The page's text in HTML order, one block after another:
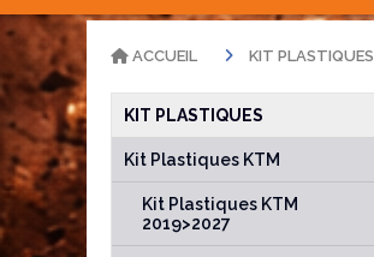
KIT PLASTIQUES
Kit Plastiques KTM
Kit Plastiques KTM
2019>2027
ACCUEIL KIT PLASTIQUES